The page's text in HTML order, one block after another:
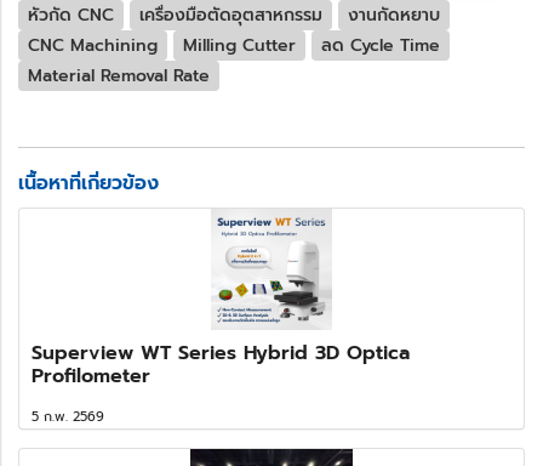
หัวกัด CNC
เครื่องมือตัดอุตสาหกรรม
งานกัดหยาบ
CNC Machining
Milling Cutter
ลด Cycle Time
Material Removal Rate
เนื้อหาที่เกี่ยวข้อง
Superview WT Series Hybrid 3D Optica
Profilometer
5 ก.พ. 2569